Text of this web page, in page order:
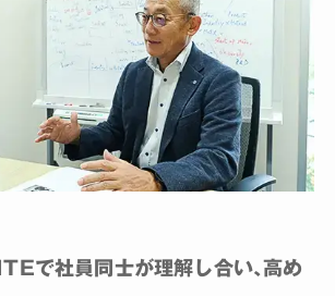
で社員同士が理解し合い､高め